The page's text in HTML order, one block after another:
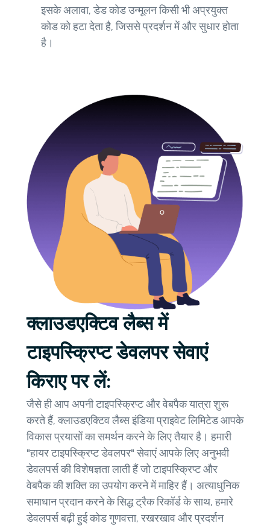
इसके अलावा, डेड कोड उन्मूलन किसी भी अप्रयुक्त
कोड को हटा देता है, जिससे प्रदर्शन में और सुधार होता
है।
क्लाउडएक्टिव लैब्स में
टाइपस्क्रिप्ट डेवलपर सेवाएं
किराए पर लें:
जैसे ही आप अपनी टाइपस्क्रिप्ट और वेबपैक यात्रा शुरू
करते हैं, क्लाउडएक्टिव लैब्स इंडिया प्राइवेट लिमिटेड आपके
विकास प्रयासों का समर्थन करने के लिए तैयार है। हमारी
"हायर टाइपस्क्रिप्ट डेवलपर" सेवाएं आपके लिए अनुभवी
डेवलपर्स की विशेषज्ञता लाती हैं जो टाइपस्क्रिप्ट और
वेबपैक की शक्ति का उपयोग करने में माहिर हैं। अत्याधुनिक
समाधान प्रदान करने के सिद्ध ट्रैक रिकॉर्ड के साथ, हमारे
डेवलपर्स बढ़ी हुई कोड गुणवत्ता, रखरखाव और प्रदर्शन